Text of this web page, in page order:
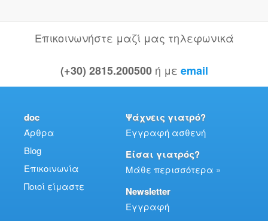
Επικοινωνήστε μαζί μας τηλεφωνικά
(+30) 2815.200500 ή με email
doc
Άρθρα
Blog
Επικοινωνία
Ποιοί είμαστε
Ψάχνεις γιατρό?
Εγγραφή ασθενή
Είσαι γιατρός?
Μάθε περισσότερα »
Newsletter
Εγγραφή